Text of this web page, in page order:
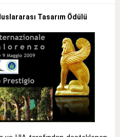
Tasarım Ödülü